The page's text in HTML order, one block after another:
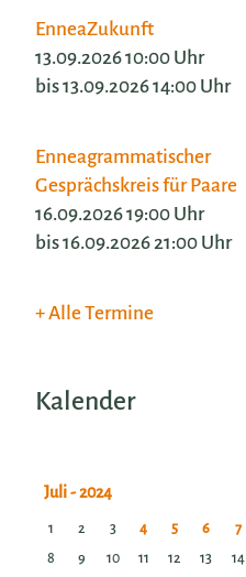
EnneaZukunft
13.09.2026 10:00 Uhr
bis 13.09.2026 14:00 Uhr
Enneagrammatischer
Gesprächskreis für Paare
16.09.2026 19:00 Uhr
bis 16.09.2026 21:00 Uhr
Alle Termine
Kalender
1 2 3 4 5 6
7
8
9 10 11 12 13
14